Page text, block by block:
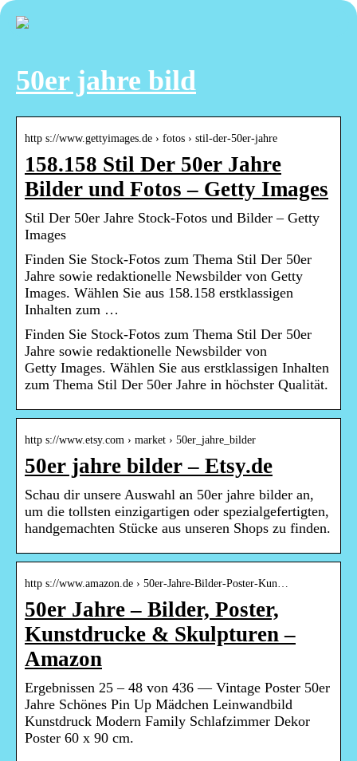
50er jahre bild
http s://www.gettyimages.de › fotos › stil-der-50er-jahre
158.158 Stil Der 50er Jahre
Bilder und Fotos – Getty Images
Stil Der 50er Jahre Stock-Fotos und Bilder – Getty
Images
Finden Sie Stock-Fotos zum Thema Stil Der 50er
Jahre sowie redaktionelle Newsbilder von Getty
Images. Wählen Sie aus 158.158 erstklassigen
Inhalten zum …
Finden Sie Stock-Fotos zum Thema Stil Der 50er
Jahre sowie redaktionelle Newsbilder von
Getty Images. Wählen Sie aus erstklassigen Inhalten
zum Thema Stil Der 50er Jahre in höchster Qualität.
http s://www.etsy.com › market › 50er_jahre_bilder
50er jahre bilder – Etsy.de
Schau dir unsere Auswahl an 50er jahre bilder an,
um die tollsten einzigartigen oder spezialgefertigten,
handgemachten Stücke aus unseren Shops zu finden.
http s://www.amazon.de › 50er-Jahre-Bilder-Poster-Kun…
50er Jahre – Bilder, Poster,
Kunstdrucke & Skulpturen –
Amazon
Ergebnissen 25 – 48 von 436 — Vintage Poster 50er
Jahre Schönes Pin Up Mädchen Leinwandbild
Kunstdruck Modern Family Schlafzimmer Dekor
Poster 60 x 90 cm.